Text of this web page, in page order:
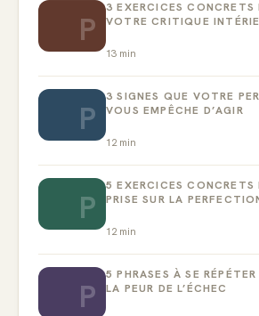
P
3 EXERCICES CONCRETS
VOTRE CRITIQUE
13 min
P
3 SIGNES QUE VOTRE
VOUS EMPÊCHE D’AGIR
12 min
P
5 EXERCICES CONCRETS
PRISE SUR LA
12 min
P
5 PHRASES À SE
LA PEUR DE L’ÉCHEC